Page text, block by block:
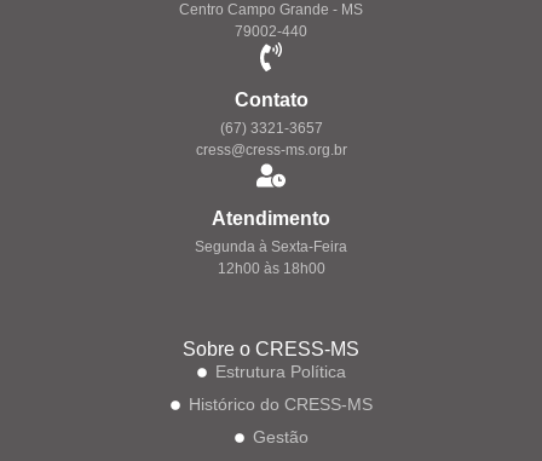
Centro Campo Grande - MS
79002-440
Contato
(67) 3321-3657
cress@cress-ms.org.br
Atendimento
Segunda à Sexta-Feira
12h00 às 18h00
Sobre o CRESS-MS
Estrutura Política
Histórico do CRESS-MS
Gestão